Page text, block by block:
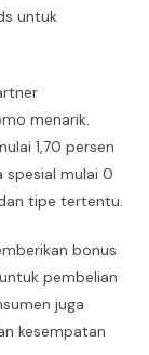
untuk
menarik.
1,70 persen
spesial mulai 0
tipe tertentu.
bonus
pembelian
juga
kesempatan